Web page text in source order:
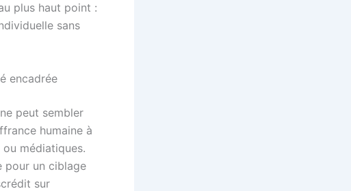
plus haut point :
sans
encadrée
peut sembler
humaine à
médiatiques.
pour un ciblage
sur